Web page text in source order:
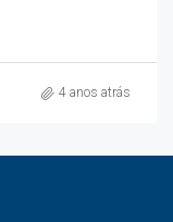
4 anos atrás